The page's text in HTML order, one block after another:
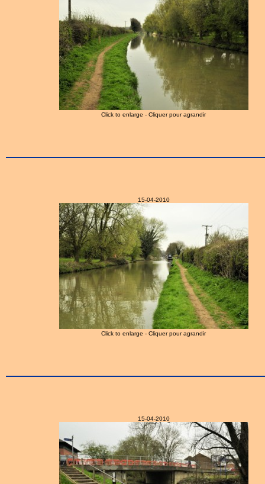
Click to enlarge - Cliquer pour agrandir
15-04-2010
Click to enlarge - Cliquer pour agrandir
15-04-2010